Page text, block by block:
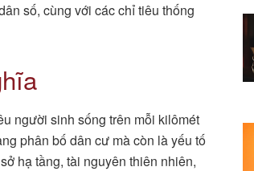
số, cùng với các chỉ tiêu thống
người sinh sống trên mỗi kilômét
phân bố dân cư mà còn là yếu tố
hạ tầng, tài nguyên thiên nhiên,